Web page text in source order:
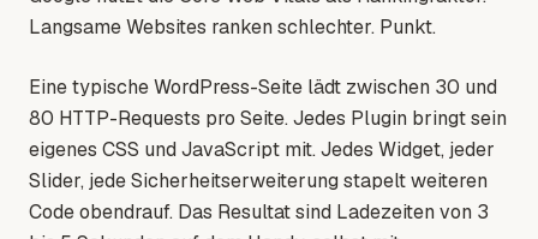
Langsame Websites ranken schlechter. Punkt.
Eine typische WordPress-Seite lädt zwischen 30 und
80 HTTP-Requests pro Seite. Jedes Plugin bringt sein
eigenes CSS und JavaScript mit. Jedes Widget, jeder
Slider, jede Sicherheitserweiterung stapelt weiteren
Code obendrauf. Das Resultat sind Ladezeiten von 3